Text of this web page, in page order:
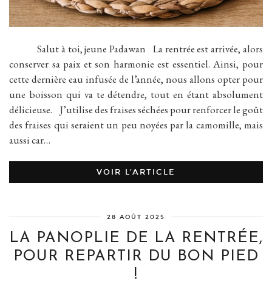
Salut à toi, jeune Padawan La rentrée est arrivée, alors
conserver sa paix et son harmonie est essentiel. Ainsi, pour
cette dernière eau infusée de l’année, nous allons opter pour
une boisson qui va te détendre, tout en étant absolument
délicieuse. J’utilise des fraises séchées pour renforcer le goût
des fraises qui seraient un peu noyées par la camomille, mais
aussi car…
VOIR L’ARTICLE
28 AOÛT 2025
LA PANOPLIE DE LA RENTRÉE,
POUR REPARTIR DU BON PIED
!